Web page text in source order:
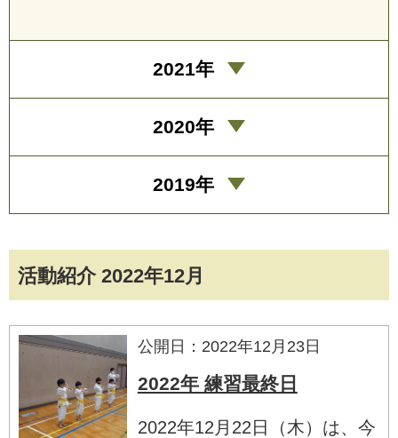
活動紹介 2022年12月
公開日：2022年12月23日
2022年 練習最終日
2022年12月22日（木）は、今
2021年
2020年
2019年